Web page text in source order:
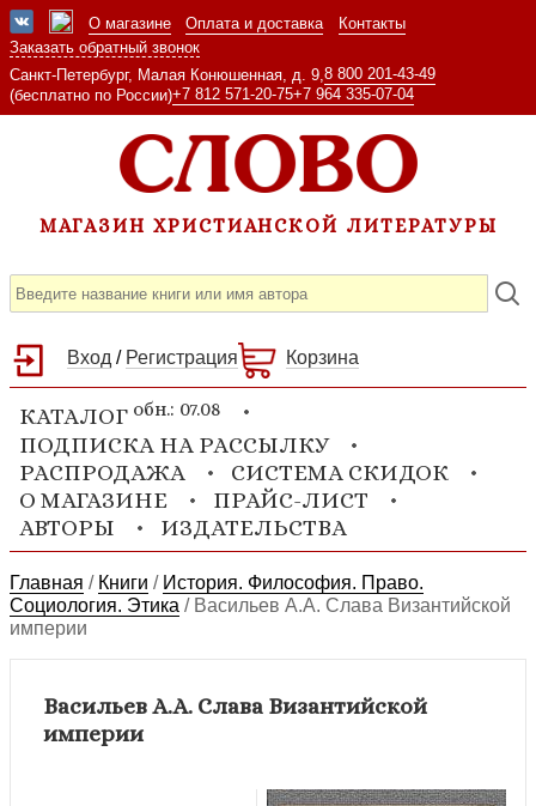
О магазине Оплата и доставка
Контакты
Заказать обратный звонок
Санкт-Петербург, Малая Конюшенная, д. 9, 8 800 201-43-49
(бесплатно по России)+7 812 571-20-75+7 964 335-07-04
МАГАЗИН ХРИСТИАНСКОЙ ЛИТЕРАТУРЫ
Вход / Регистрация Корзина
КАТАЛОГ обн.: 07.08
ПОДПИСКА НА РАССЫЛКУ
РАСПРОДАЖА
СИСТЕМА СКИДОК
О МАГАЗИНЕ
ПРАЙС-ЛИСТ
АВТОРЫ
ИЗДАТЕЛЬСТВА
Главная / Книги / История. Философия. Право.
Социология. Этика / Васильев А.А. Слава Византийской
империи
Васильев А.А. Слава Византийской
империи